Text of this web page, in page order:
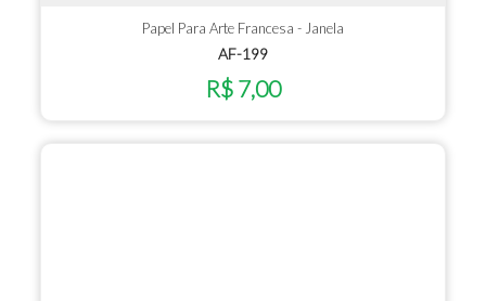
Papel Para Arte Francesa - Janela
AF-199
R$ 7,00